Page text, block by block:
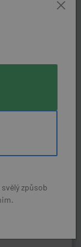
způsob